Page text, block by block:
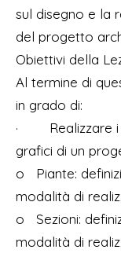
sul disegno e la
del progetto
Obiettivi della
Al termine di
in grado di:
· Realizzare i
grafici di un
o Piante:
modalità di
o Sezioni:
modalità di